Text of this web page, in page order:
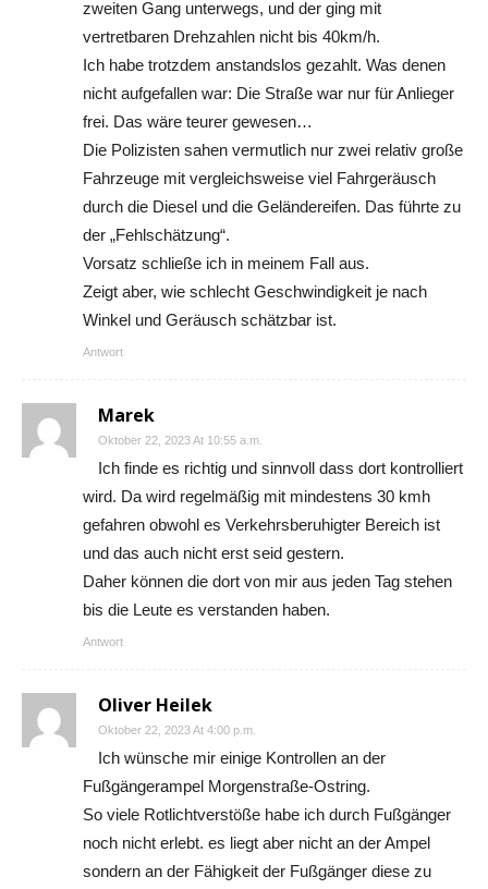
zweiten Gang unterwegs, und der ging mit
vertretbaren Drehzahlen nicht bis 40km/h.
Ich habe trotzdem anstandslos gezahlt. Was denen
nicht aufgefallen war: Die Straße war nur für Anlieger
frei. Das wäre teurer gewesen…
Die Polizisten sahen vermutlich nur zwei relativ große
Fahrzeuge mit vergleichsweise viel Fahrgeräusch
durch die Diesel und die Geländereifen. Das führte zu
der „Fehlschätzung“.
Vorsatz schließe ich in meinem Fall aus.
Zeigt aber, wie schlecht Geschwindigkeit je nach
Winkel und Geräusch schätzbar ist.
Antwort
Marek
Oktober 22, 2023 At 10:55 a.m.
Ich finde es richtig und sinnvoll dass dort kontrolliert
wird. Da wird regelmäßig mit mindestens 30 kmh
gefahren obwohl es Verkehrsberuhigter Bereich ist
und das auch nicht erst seid gestern.
Daher können die dort von mir aus jeden Tag stehen
bis die Leute es verstanden haben.
Antwort
Oliver Heilek
Oktober 22, 2023 At 4:00 p.m.
Ich wünsche mir einige Kontrollen an der
Fußgängerampel Morgenstraße-Ostring.
So viele Rotlichtverstöße habe ich durch Fußgänger
noch nicht erlebt. es liegt aber nicht an der Ampel
sondern an der Fähigkeit der Fußgänger diese zu